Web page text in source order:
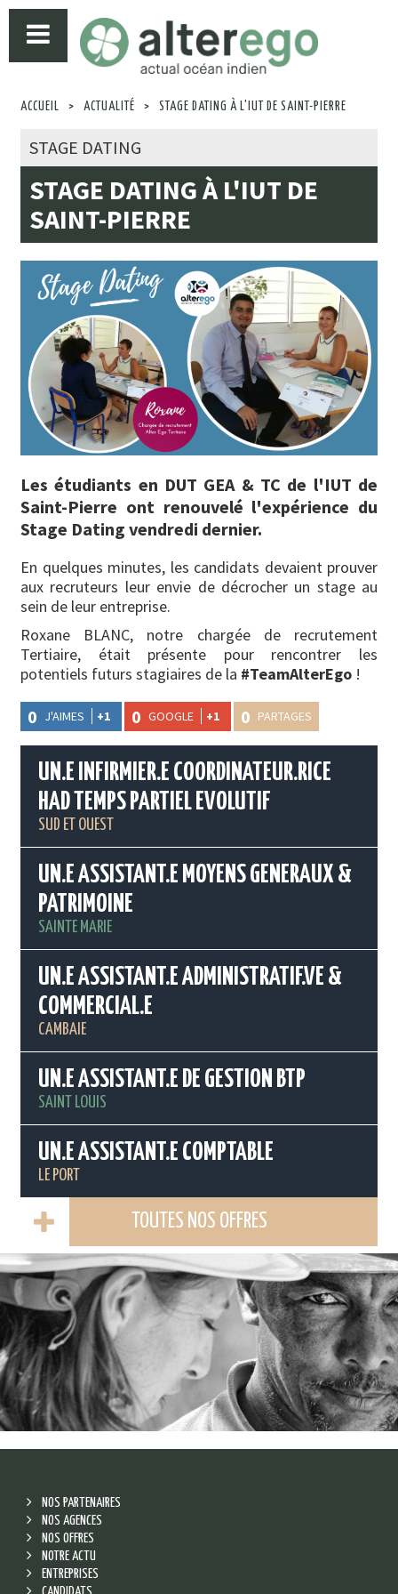
ACCUEIL > ACTUALITÉ > STAGE DATING À L'IUT DE SAINT-PIERRE
STAGE DATING
STAGE DATING À L'IUT DE
SAINT-PIERRE
Les étudiants en DUT GEA & TC de l'IUT de
Saint-Pierre ont renouvelé l'expérience du
Stage Dating vendredi dernier.
En quelques minutes, les candidats devaient prouver
aux recruteurs leur envie de décrocher un stage au
sein de leur entreprise.
Roxane BLANC, notre chargée de recrutement
Tertiaire, était présente pour rencontrer les
potentiels futurs stagiaires de la #TeamAlterEgo !
0 J'AIMES +1 0 GOOGLE +1 0 PARTAGES
UN.E INFIRMIER.E COORDINATEUR.RICE
HAD TEMPS PARTIEL EVOLUTIF
SUD ET OUEST
UN.E ASSISTANT.E MOYENS GENERAUX &
PATRIMOINE
SAINTE MARIE
UN.E ASSISTANT.E ADMINISTRATIF.VE &
COMMERCIAL.E
CAMBAIE
UN.E ASSISTANT.E DE GESTION BTP
SAINT LOUIS
UN.E ASSISTANT.E COMPTABLE
LE PORT
TOUTES NOS OFFRES
NOS PARTENAIRES
NOS AGENCES
NOS OFFRES
NOTRE ACTU
ENTREPRISES